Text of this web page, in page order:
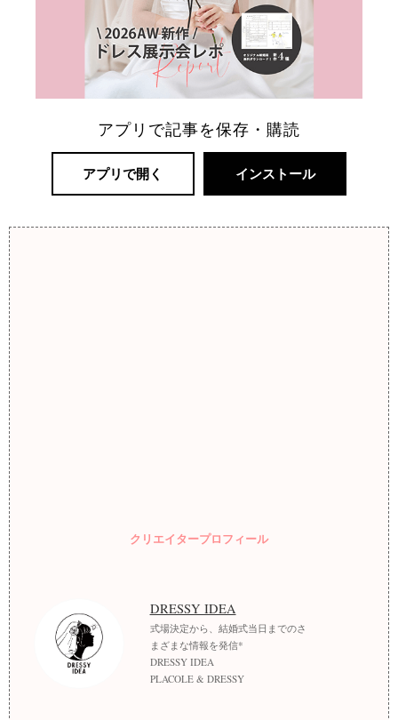
アプリで記事を保存・購読
アプリで開く インストール
クリエイタープロフィール
DRESSY IDEA
式場決定から、結婚式当日までのさ
まざまな情報を発信*
DRESSY IDEA
PLACOLE & DRESSY